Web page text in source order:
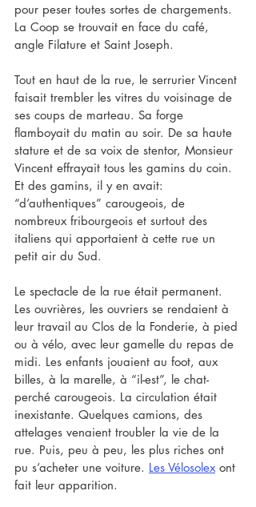
pour peser toutes sortes de chargements.
La Coop se trouvait en face du café,
angle Filature et Saint Joseph.
Tout en haut de la rue, le serrurier Vincent
faisait trembler les vitres du voisinage de
ses coups de marteau. Sa forge
flamboyait du matin au soir. De sa haute
stature et de sa voix de stentor, Monsieur
Vincent effrayait tous les gamins du coin.
Et des gamins, il y en avait:
“d’authentiques” carougeois, de
nombreux fribourgeois et surtout des
italiens qui apportaient à cette rue un
petit air du Sud.
Le spectacle de la rue était permanent.
Les ouvrières, les ouvriers se rendaient à
leur travail au Clos de la Fonderie, à pied
ou à vélo, avec leur gamelle du repas de
midi. Les enfants jouaient au foot, aux
billes, à la marelle, à “il-est”, le chat-
perché carougeois. La circulation était
inexistante. Quelques camions, des
attelages venaient troubler la vie de la
rue. Puis, peu à peu, les plus riches ont
pu s’acheter une voiture. Les Vélosolex ont
fait leur apparition.